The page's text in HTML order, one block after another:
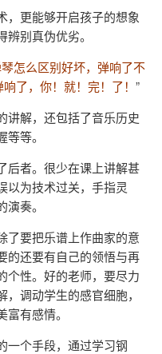
，更能够开启孩子的想象
别真伪优劣。
怎么区别好坏，弹响了不
了，你！就！完！了！ ”
讲解，还包括了音乐历史
等。
后者。很少在课上讲解甚
以为技术过关，手指灵
奏。
了要把乐谱上作曲家的意
的还要有自己的领悟与再
个性。好的老师，要尽力
调动学生的感官细胞，
有感情。
一个手段，通过学习钢